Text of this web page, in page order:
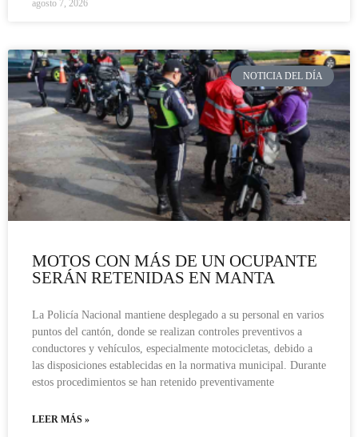
agosto 7, 2026
NOTICIA DEL DÍA
MOTOS CON MÁS DE UN OCUPANTE
SERÁN RETENIDAS EN MANTA
La Policía Nacional mantiene desplegado a su personal en varios
puntos del cantón, donde se realizan controles preventivos a
conductores y vehículos, especialmente motocicletas, debido a
las disposiciones establecidas en la normativa municipal. Durante
estos procedimientos se han retenido preventivamente
LEER MÁS »